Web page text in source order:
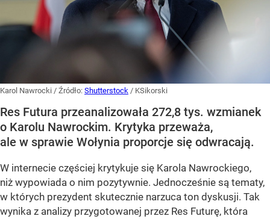
Karol Nawrocki / Źródło: Shutterstock / KSikorski
Res Futura przeanalizowała 272,8 tys. wzmianek
o Karolu Nawrockim. Krytyka przeważa,
ale w sprawie Wołynia proporcje się odwracają.
W internecie częściej krytykuje się Karola Nawrockiego,
niż wypowiada o nim pozytywnie. Jednocześnie są tematy,
w których prezydent skutecznie narzuca ton dyskusji. Tak
wynika z analizy przygotowanej przez Res Futurę, która